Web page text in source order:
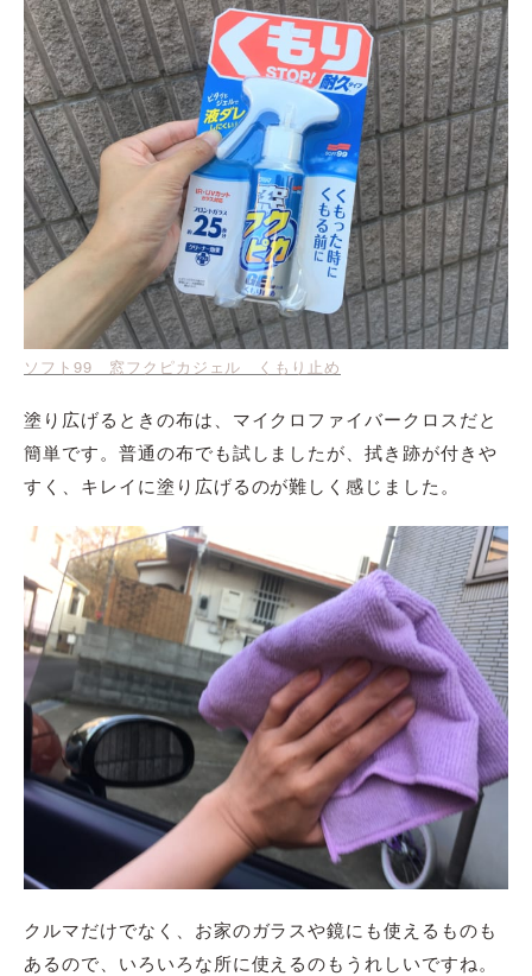
ソフト99 窓フクピカジェル くもり止め
塗り広げるときの布は、マイクロファイバークロスだと
簡単です。普通の布でも試しましたが、拭き跡が付きや
すく、キレイに塗り広げるのが難しく感じました。
クルマだけでなく、お家のガラスや鏡にも使えるものも
あるので、いろいろな所に使えるのもうれしいですね。